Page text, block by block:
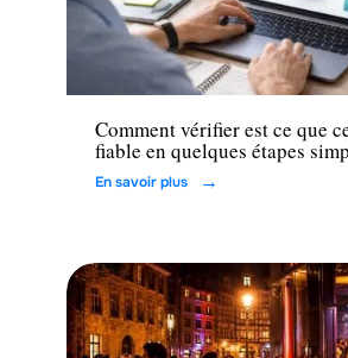
Entreprise
Comment vérifier est ce que
fiable en quelques étapes
En savoir plus